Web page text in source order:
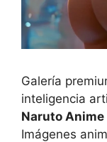
Galería
inteligencia
Naruto
Imágenes